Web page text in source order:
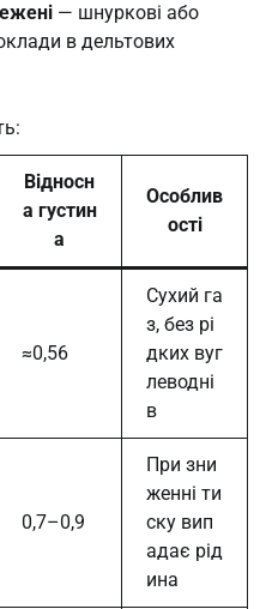
— шнуркові або
в дельтових
Відносн
а густин
а
Особлив
ості
≈0,56
Сухий га
з, без рі
дких вуг
леводні
в
0,7–0,9
При зни
женні ти
ску вип
адає рід
ина